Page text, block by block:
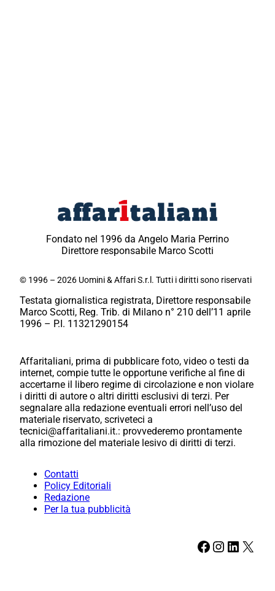
Fondato nel 1996 da Angelo Maria Perrino
Direttore responsabile Marco Scotti
© 1996 – 2026 Uomini & Affari S.r.l. Tutti i diritti sono riservati
Testata giornalistica registrata, Direttore responsabile
Marco Scotti, Reg. Trib. di Milano n° 210 dell’11 aprile
1996 – P.I. 11321290154
Affaritaliani, prima di pubblicare foto, video o testi da
internet, compie tutte le opportune verifiche al fine di
accertarne il libero regime di circolazione e non violare
i diritti di autore o altri diritti esclusivi di terzi. Per
segnalare alla redazione eventuali errori nell’uso del
materiale riservato, scriveteci a
tecnici@affaritaliani.it.: provvederemo prontamente
alla rimozione del materiale lesivo di diritti di terzi.
Contatti
Policy Editoriali
Redazione
Per la tua pubblicità
Facebook Instagram LinkedIn X